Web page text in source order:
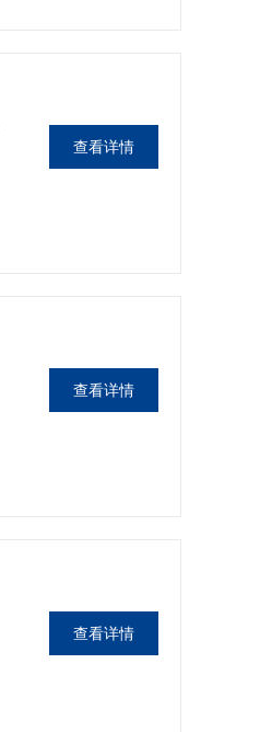
查看详情
查看详情
查看详情